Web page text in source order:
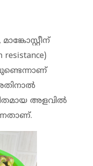
അളവിൽ